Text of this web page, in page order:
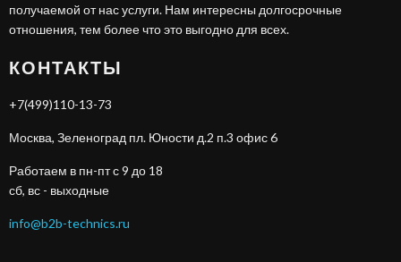
получаемой от нас услуги. Нам интересны долгосрочные
отношения, тем более что это выгодно для всех.
КОНТАКТЫ
+7(499)110-13-73
Москва, Зеленоград пл. Юности д.2 п.3 офис 6
Работаем в пн-пт с 9 до 18
сб, вс - выходные
info@b2b-technics.ru